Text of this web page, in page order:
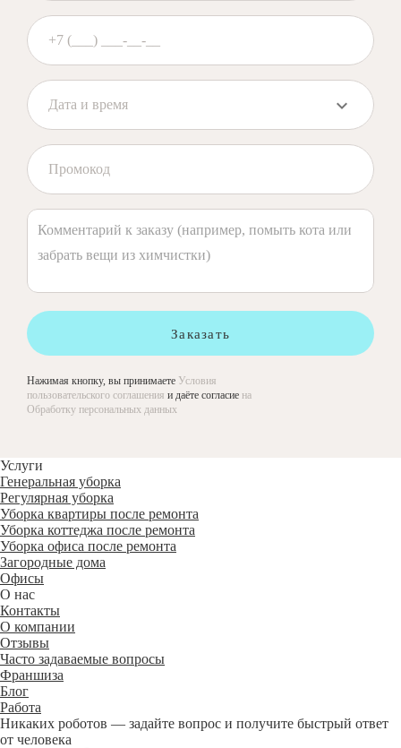
Заказать
Нажимая кнопку, вы принимаете Условия
пользовательского соглашения и даёте согласие на
Обработку персональных данных
Услуги
Генеральная уборка
Регулярная уборка
Уборка квартиры после ремонта
Уборка коттеджа после ремонта
Уборка офиса после ремонта
Загородные дома
Офисы
О нас
Контакты
О компании
Отзывы
Часто задаваемые вопросы
Франшиза
Блог
Работа
Никаких роботов — задайте вопрос и получите быстрый ответ
от человека